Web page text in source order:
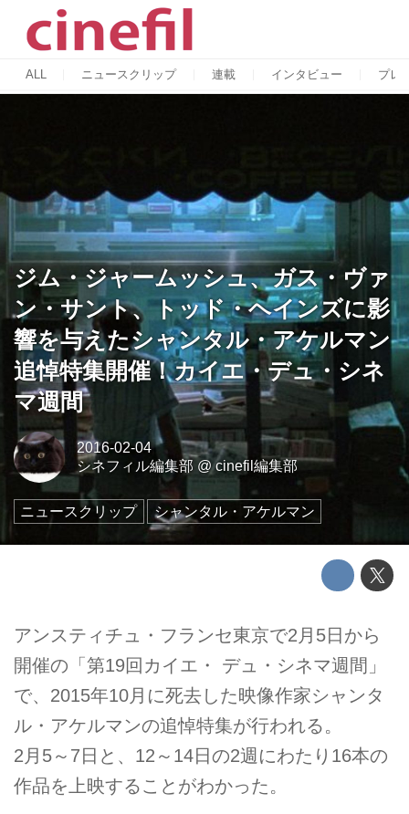
ALL ニュースクリップ 連載 インタビュー プレ
ジム・ジャームッシュ、ガス・ヴァ
ン・サント、トッド・ヘインズに影
響を与えたシャンタル・アケルマン
追悼特集開催！カイエ・デュ・シネ
マ週間
2016-02-04
シネフィル編集部 @cinefil編集部
ニュースクリップ シャンタル・アケルマン
アンスティチュ・フランセ東京で2月5日から
開催の「第19回カイエ・ デュ・シネマ週間」
で、2015年10月に死去した映像作家シャンタ
ル・アケルマンの追悼特集が行われる。
2月5～7日と、12～14日の2週にわたり16本の
作品を上映することがわかった。